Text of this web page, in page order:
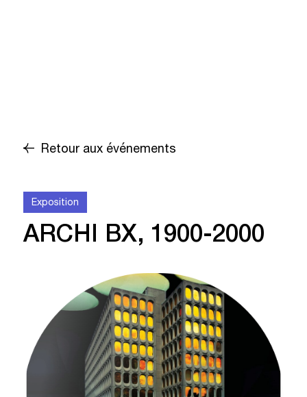
Retour aux événements
Exposition
ARCHI BX, 1900-2000